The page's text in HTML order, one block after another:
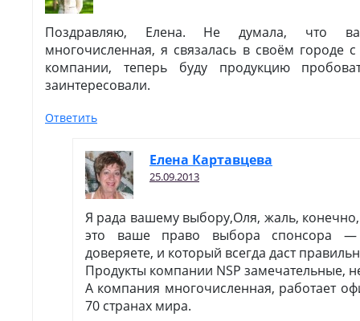
Поздравляю, Елена. Не думала, что
многочисленная, я связалась в своём городе
компании, теперь буду продукцию
заинтересовали.
Ответить
Елена Картавцева
25.09.2013
Я рада вашему выбору,Оля, жаль,
это ваше право выбора спонсора —
доверяете, и который всегда даст
Продукты компании NSP замечательные,
А компания многочисленная, работает
70 странах мира.